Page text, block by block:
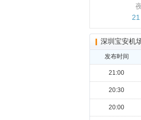
深圳宝安机
发布时间
21:00
20:30
20:00